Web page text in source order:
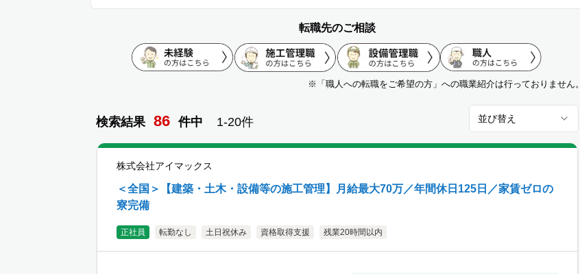
情報の中から、あなたにピッタリの正社員、契約社員、正社員/契約社員、業務委託のお仕事を探せます。
転職先のご相談
※「職人への転職をご希望の方」への職業紹介は行っておりません。
検索結果 86 件中 1-20件 並び替え
株式会社アイマックス
＜全国＞【建築・土木・設備等の施工管理】月給最大70万／年間休日125日／家賃ゼロの
寮完備
正社員 転勤なし 土日祝休み 資格取得支援 残業20時間以内